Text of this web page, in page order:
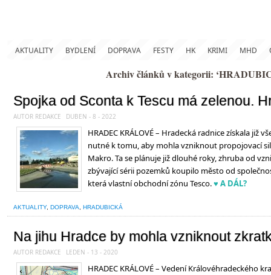
AKTUALITY BYDLENÍ DOPRAVA FESTY HK KRIMI MHD
Archiv článků v kategorii:
Spojka od Sconta k Tescu má zelenou.
AUTOR REDAKCE DUBEN - 8 - 2022
HRADEC KRÁLOVÉ – Hradecká radnice získala již
nutné k tomu, aby mohla vzniknout propojovací
Makro. Ta se plánuje již dlouhé roky, zhruba od
zbývající sérii pozemků koupilo město od
která vlastní obchodní zónu Tesco.♥ A DÁL?
AKTUALITY, DOPRAVA HRADUBICKÁ
Na jihu Hradce by mohla vzniknout
AUTOR REDAKCE LEDEN - 13 - 2020
HRADEC KRÁLOVÉ – Vedení Královéhradeckého